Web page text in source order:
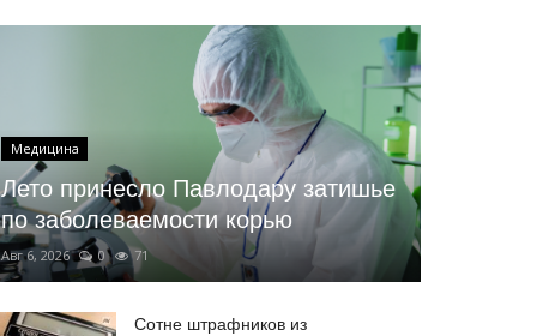
Медицина
Лето принесло Павлодару затишье
по заболеваемости корью
Авг 6, 2026 0 71
Сотне штрафников из